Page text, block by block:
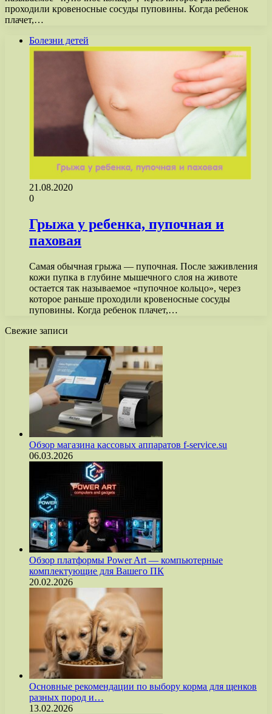
проходили кровеносные сосуды пуповины. Когда ребенок
плачет,…
Болезни детей
21.08.2020
0
Грыжа у ребенка, пупочная и
паховая
Самая обычная грыжа — пупочная. После заживления
кожи пупка в глубине мышечного слоя на животе
остается так называемое «пупочное кольцо», через
которое раньше проходили кровеносные сосуды
пуповины. Когда ребенок плачет,…
Свежие записи
Обзор магазина кассовых аппаратов f-service.su
06.03.2026
Обзор платформы Power Art — компьютерные
комплектующие для Вашего ПК
20.02.2026
Основные рекомендации по выбору корма для щенков
разных пород и…
13.02.2026